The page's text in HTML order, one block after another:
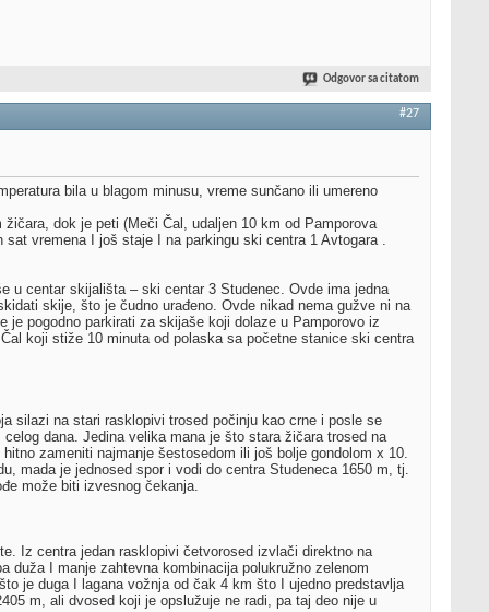
Odgovor sa citatom
#27
bila u blagom minusu, vreme sunčano ili umereno
dok je peti (Meči Čal, udaljen 10 km od Pamporova
vremena I još staje I na parkingu ski centra 1 Avtogara .
u centar skijališta – ski centar 3 Studenec. Ovde ima jedna
skije, što je čudno urađeno. Ovde nikad nema gužve ni na
pogodno parkirati za skijaše koji dolaze u Pamporovo iz
koji stiže 10 minuta od polaska sa početne stanice ski centra
silazi na stari rasklopivi trosed počinju kao crne i posle se
dana. Jedina velika mana je što stara žičara trosed na
zameniti najmanje šestosedom ili još bolje gondolom x 10.
mada je jednosed spor i vodi do centra Studeneca 1650 m, tj.
može biti izvesnog čekanja.
Iz centra jedan rasklopivi četvorosed izvlači direktno na
I manje zahtevna kombinacija polukružno zelenom
je duga I lagana vožnja od čak 4 km što I ujedno predstavlja
m, ali dvosed koji je opslužuje ne radi, pa taj deo nije u